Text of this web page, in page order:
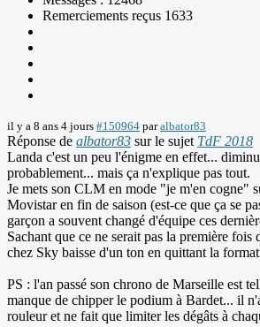
Remerciements reçus 1633
il y a 8 ans 4 jours #150964 paralbator83
Réponse de albator83 sur le sujet TdF 2018
Landa c'est un peu l'énigme en effet...
probablement... mais ça n'explique pas tout.
Je mets son CLM en mode "je m'en cogne"
Movistar en fin de saison (est-ce que ça se
garçon a souvent changé d'équipe ces
Sachant que ce ne serait pas la première
chez Sky baisse d'un ton en quittant la
PS : l'an passé son chrono de Marseille est
manque de chipper le podium à Bardet... il
rouleur et ne fait que limiter les dégâts à